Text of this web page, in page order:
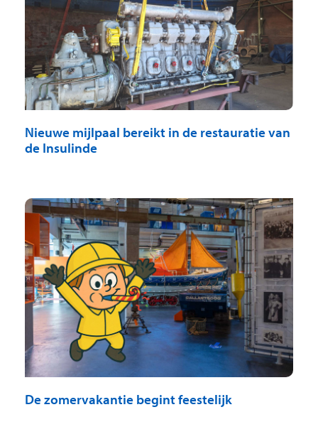
Nieuwe mijlpaal bereikt in de restauratie van
de Insulinde
De zomervakantie begint feestelijk